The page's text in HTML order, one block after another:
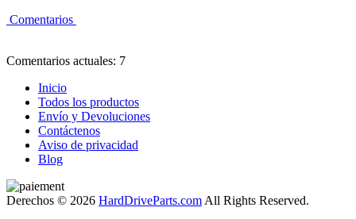
Comentarios
Comentarios actuales: 7
Inicio
Todos los productos
Envío y Devoluciones
Contáctenos
Aviso de privacidad
Blog
Derechos © 2026 HardDriveParts.com All Rights Reserved.